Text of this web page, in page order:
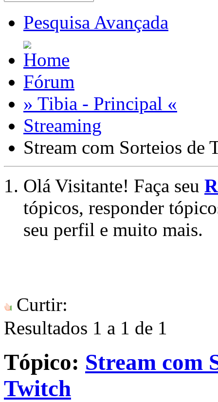
Pesquisa Avançada
Fórum
» Tibia - Principal «
Streaming
Stream com Sorteios de
Olá Visitante! Faça seu
tópicos, responder
seu perfil e muito mais.
Curtir:
Resultados 1 a 1 de 1
Tópico: Stream com
Twitch